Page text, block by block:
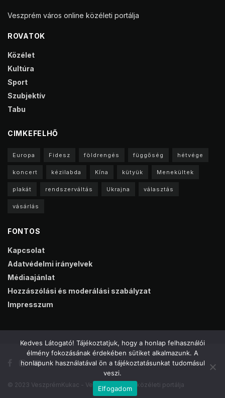
Veszprém város online közéleti portálja
ROVATOK
Közélet
Kultúra
Sport
Szubjektív
Tabu
CIMKEFELHŐ
Europa Fidesz földrengés függőség hétvége
koncert kézilabda Kína kütyük Menekültek
plakát rendszerváltás Ukrajna választás
vásárlás
FONTOS
Kapcsolat
Adatvédelmi irányelvek
Médiaajánlat
Hozzászólási és moderálási szabályzat
Impresszum
© 2023 VeszprémKukac - Veszprém online közéleti portálja
Kedves Látogató! Tájékoztatjuk, hogy a honlap felhasználói
élmény fokozásának érdekében sütiket alkalmazunk. A
honlapunk használatával ön a tájékoztatásunkat tudomásul
veszi.
Elfogadom